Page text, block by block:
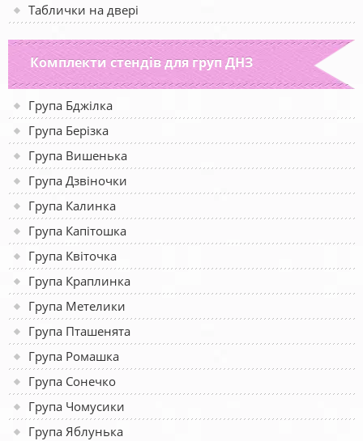
Таблички на двері
Комплекти стендів для груп ДНЗ
Група Бджілка
Група Берізка
Група Вишенька
Група Дзвіночки
Група Калинка
Група Капітошка
Група Квіточка
Група Краплинка
Група Метелики
Група Пташенята
Група Ромашка
Група Сонечко
Група Чомусики
Група Яблунька